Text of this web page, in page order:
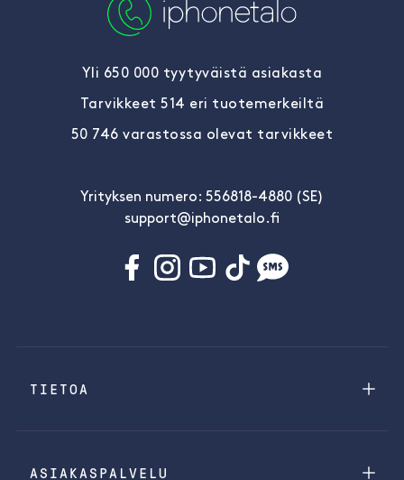
Yli 650 000 tyytyväistä asiakasta
Tarvikkeet 514 eri tuotemerkeiltä
50 746 varastossa olevat tarvikkeet
Yrityksen numero: 556818-4880 (SE)
support@iphonetalo.fi
TIETOA
ASIAKASPALVELU